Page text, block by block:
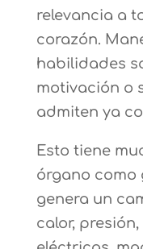
relevancia a
corazón.
habilidades
motivación o
admiten ya
Esto tiene
órgano
genera un
calor,